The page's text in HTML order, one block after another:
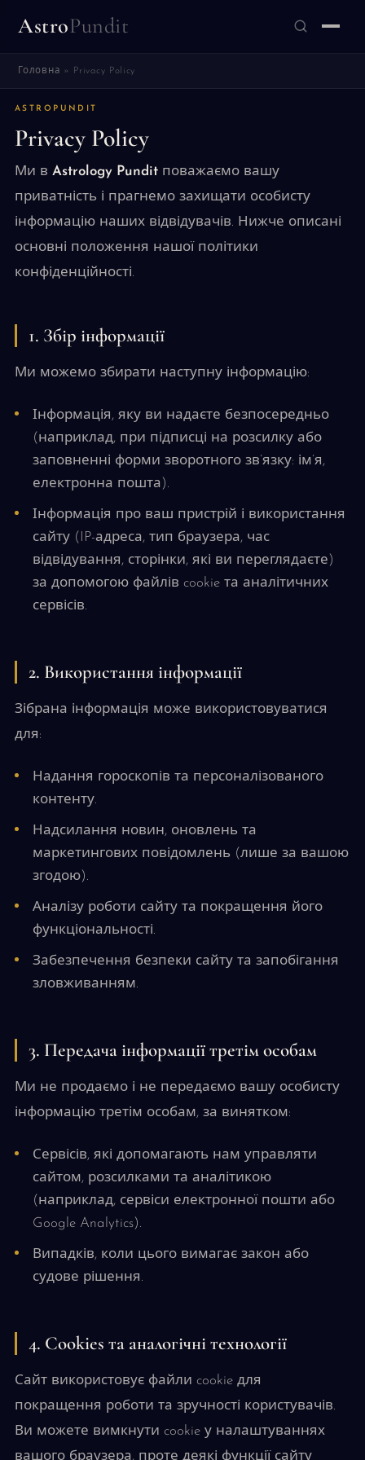
AstroPundit
Головна » Privacy Policy
ASTROPUNDIT
Privacy Policy
Ми в Astrology Punditповажаємо вашу
приватність і прагнемо захищати особисту
інформацію наших відвідувачів. Нижче описані
основні положення нашої політики
конфіденційності.
1. Збір інформації
Ми можемо збирати наступну інформацію:
Інформація, яку ви надаєте безпосередньо
(наприклад, при підписці на розсилку або
заповненні форми зворотного зв’язку: ім’я,
електронна пошта).
Інформація про ваш пристрій і використання
сайту (IP-адреса, тип браузера, час
відвідування, сторінки, які ви переглядаєте)
за допомогою файлів cookie та аналітичних
сервісів.
2. Використання інформації
Зібрана інформація може використовуватися
для:
Надання гороскопів та персоналізованого
контенту.
Надсилання новин, оновлень та
маркетингових повідомлень (лише за вашою
згодою).
Аналізу роботи сайту та покращення його
функціональності.
Забезпечення безпеки сайту та запобігання
зловживанням.
3. Передача інформації третім особам
Ми не продаємо і не передаємо вашу особисту
інформацію третім особам, за винятком:
Сервісів, які допомагають нам управляти
сайтом, розсилками та аналітикою
(наприклад, сервіси електронної пошти або
Google Analytics).
Випадків, коли цього вимагає закон або
судове рішення.
4. Cookies та аналогічні технології
Сайт використовує файли cookie для
покращення роботи та зручності користувачів.
Ви можете вимкнути cookie у налаштуваннях
вашого браузера, проте деякі функції сайту